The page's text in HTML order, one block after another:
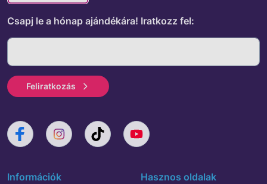
Csapj le a hónap ajándékára! Iratkozz fel:
Feliratkozás
Információk
Hasznos oldalak